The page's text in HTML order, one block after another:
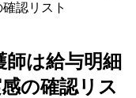
認リスト
師は給与明細
の確認リス